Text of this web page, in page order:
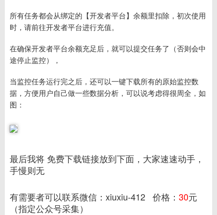
所有任务都会从绑定的【开发者平台】余额里扣除，初次使用
时，请前往开发者平台进行充值。
在确保开发者平台余额充足后，就可以提交任务了（否则会中
途停止监控），
当监控任务运行完之后，还可以一键下载所有的原始监控数
据，方便用户自己做一些数据分析，可以说考虑得很周全，如
图：
最后我将 免费下载链接放到下面，大家速速动手，
手慢则无
有需要者可以联系微信：xiuxiu-412 价格： 30元
（指定公众号采集）